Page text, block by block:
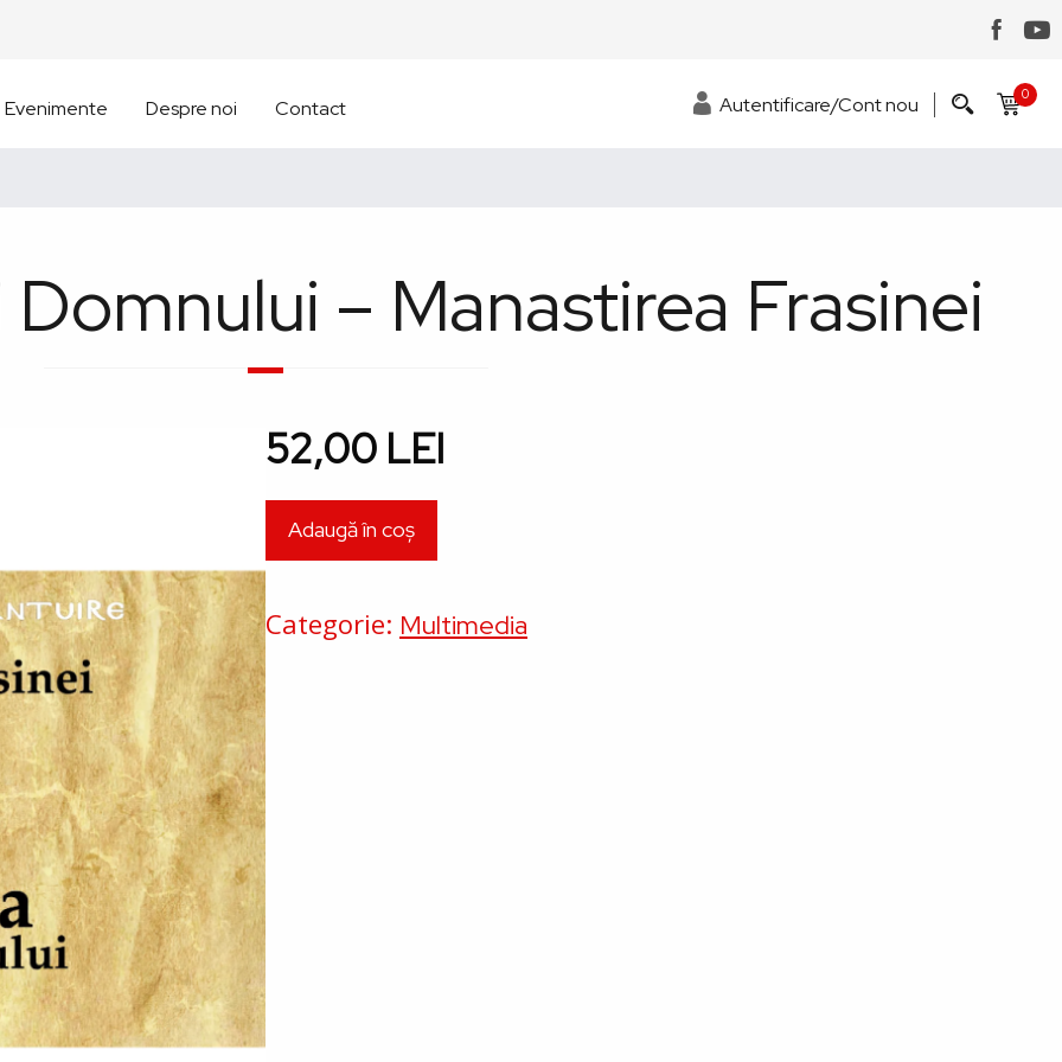
Evenimente Despre noi Contact Autentificare/Cont nou 0
– Manastirea Frasinei
52,00 LEI
Categorie Multimedia